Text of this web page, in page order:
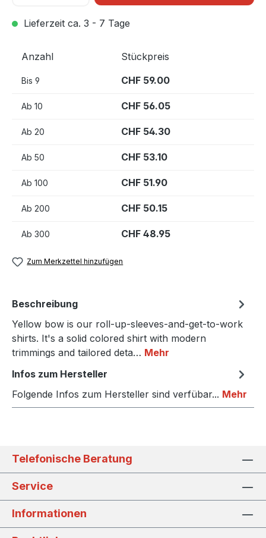
Lieferzeit ca. 3 - 7 Tage
Anzahl Stückpreis
Bis 9 CHF 59.00
Ab 10 CHF 56.05
Ab 20 CHF 54.30
Ab 50 CHF 53.10
Ab 100 CHF 51.90
Ab 200 CHF 50.15
Ab 300 CHF 48.95
Zum Merkzettel hinzufügen
Beschreibung
Yellow bow is our roll-up-sleeves-and-get-to-work
shirts. It's a solid colored shirt with modern
trimmings and tailored deta… Mehr
Infos zum Hersteller
Folgende Infos zum Hersteller sind verfübar... Mehr
Telefonische Beratung
Service
Informationen